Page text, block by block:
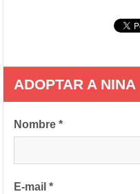
ADOPTAR A NINA
Nombre *
E-mail *